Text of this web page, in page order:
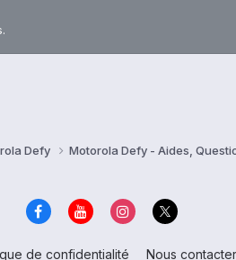
Defy Motorola Defy - Aides,
de confidentialité Nous contacter